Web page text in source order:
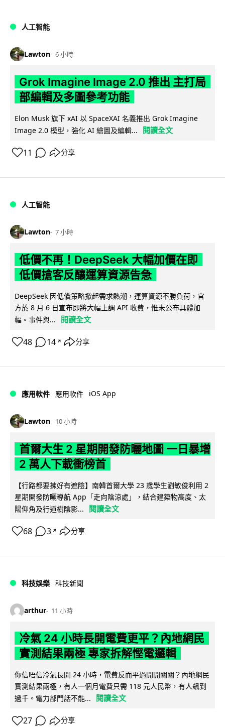
人工智能
Lawton 6 小時
Grok Imagine Image 2.0 推出 主打局
部編輯及多圖參考功能
Elon Musk 旗下 xAI 以 SpaceXAI 名義推出 Grok Imagine
Image 2.0 模型，強化 AI 繪圖及編輯...
閱讀全文
11 分享
人工智能
Lawton 7 小時
低價不再！DeepSeek 大幅加價在即
低價搶客反釀運算資源告急
DeepSeek 因低價策略掀起需求熱潮，運算資源不勝負荷，官
方於 8 月 6 日宣布即將大幅上調 API 收費，惟未公布具體加
幅。事件與...
閱讀全文
48 14 ↗ 分享
應用軟件 應用軟件 iOS App
Lawton 10 小時
首爾大生 2 星期開發防曬地圖 一日暴增
2 萬人下載衝榜首
【行路都要揀好有遮陰】南韓首爾大學 23 歲學生劉敏俊利用 2
星期開發防曬導航 App「走向陰涼處」，結合建築物高度、太
陽仰角及行道樹陰影...
閱讀全文
68 3 ↗ 分享
科技娛樂 科技新聞
arthur 11 小時
冷氣 24 小時長開電費更平？內地網民
實測結果兩極 專家拆解慳電邏輯
你信唔信冷氣長開 24 小時，電費反而平過開開關關？內地網民
實測結果兩極，有人一個月電費只需 118 元人民幣，有人飆到
過千。電力部門話不能...
閱讀全文
27 分享